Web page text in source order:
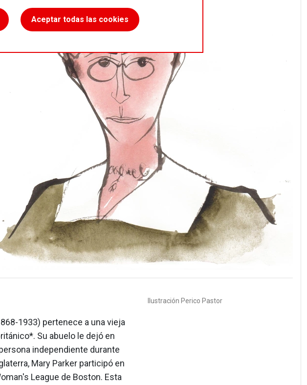
Aceptar todas las cookies
Ilustración Perico Pastor
1933) pertenece a una vieja
Su abuelo le dejó en
independiente durante
Mary Parker participó en
League de Boston. Esta